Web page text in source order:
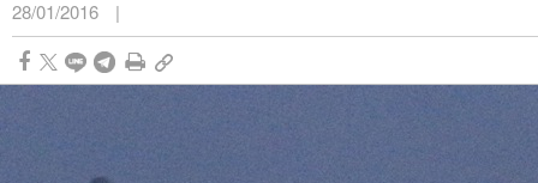
28/01/2016 |